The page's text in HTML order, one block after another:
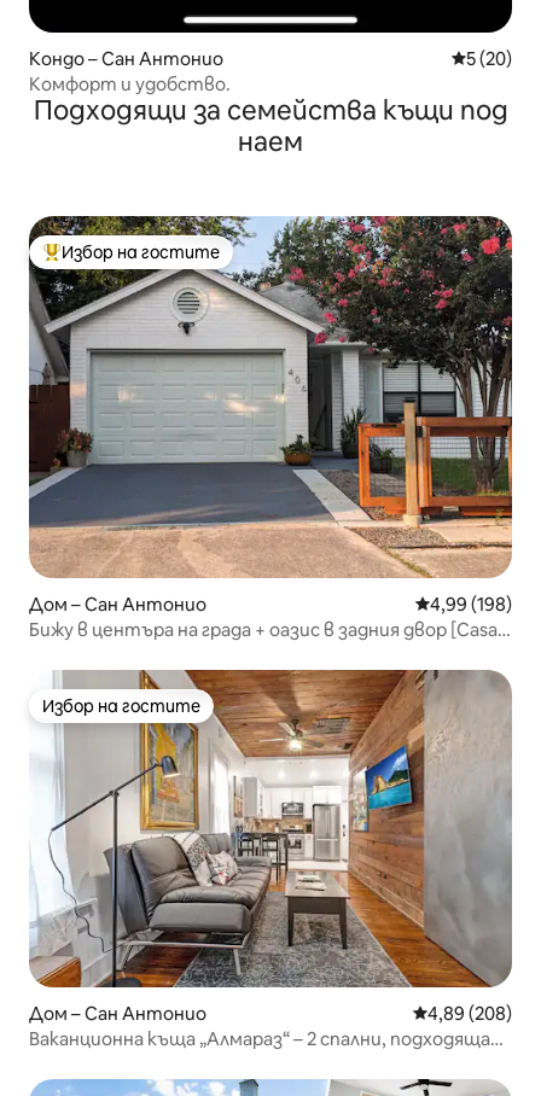
Кондо – Сан Антонио Средна
5 (20)
Комфорт и удобство.
Подходящи за семейства къщи под
наем
Най-популярен избор на гостите
Избор на гостите
Дом – Сан Антонио Средна
4,99 (198)
Бижу в центъра на града + оазис в задния двор [Casa
Избор на гостите
Избор на гостите
Дом – Сан Антонио Средна
4,89 (208)
Ваканционна къща „Алмараз“ – 2 спални, подходяща